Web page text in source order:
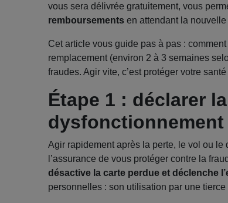
vous sera délivrée gratuitement, vous
remboursements en attendant la nouvelle
Cet article vous guide pas à pas :
remplacement (environ 2 à 3 semaines
fraudes. Agir vite, c’est protéger votre
Étape 1 : déclarer
Agir rapidement après la perte, le vol ou le
l’assurance de vous protéger contre la
désactive la carte perdue et déclenche
personnelles : son utilisation par une